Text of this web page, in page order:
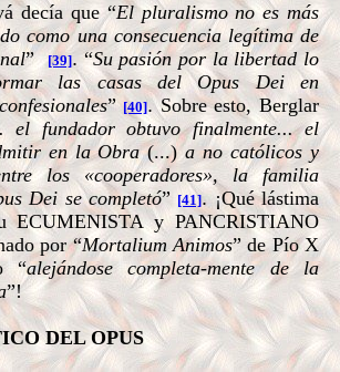
decía que “El pluralismo no es más
como una consecuencia legítima de
” [39]. “Su pasión por la libertad lo
las casas del Opus Dei en
” [40].Sobre esto, Berglar
el fundador obtuvo finalmente... el
en la Obra(...)a no católicos y
los «cooperadores», la familia
Dei se completó” [41].¡Qué lástima
ECUMENISTA y PANCRISTIANO
por “Mortalium Animos” de Pío X
“alejándose completa-mente de la
”!
DEL OPUS